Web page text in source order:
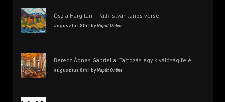
Ősz a Hargitán – Pálfi István János versei
augusztus 8th | byNapút Online
Berecz Ágnes Gabriella: Tartozás egy kiválóság felé
augusztus 8th | byNapút Online